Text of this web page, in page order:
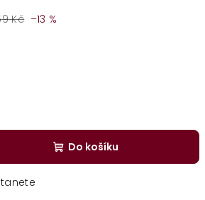
Kč –13 %
Do košíku